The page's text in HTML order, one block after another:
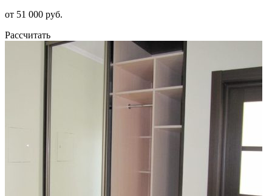
от 51 000 руб.
Рассчитать